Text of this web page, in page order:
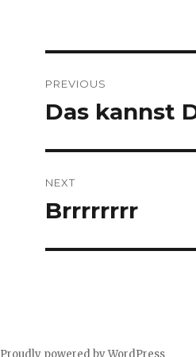
navigation
PREVIOUS
Previous
Das kannst
NEXT
Next
Brrrrrrrr
Proudly powered by WordPress